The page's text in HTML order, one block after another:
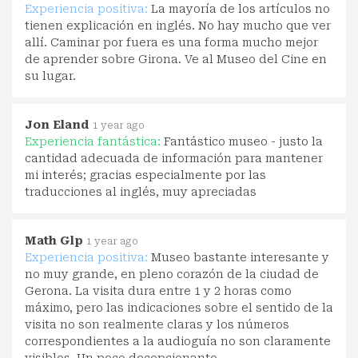
Experiencia positiva: La mayoría de los artículos no
tienen explicación en inglés. No hay mucho que ver
allí. Caminar por fuera es una forma mucho mejor
de aprender sobre Girona. Ve al Museo del Cine en
su lugar.
Jon Eland 1 year ago
Experiencia fantástica: Fantástico museo - justo la
cantidad adecuada de información para mantener
mi interés; gracias especialmente por las
traducciones al inglés, muy apreciadas
Math Glp 1 year ago
Experiencia positiva: Museo bastante interesante y
no muy grande, en pleno corazón de la ciudad de
Gerona. La visita dura entre 1 y 2 horas como
máximo, pero las indicaciones sobre el sentido de la
visita no son realmente claras y los números
correspondientes a la audioguía no son claramente